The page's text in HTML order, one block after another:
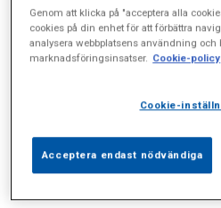
Sidor (0) Press (0)
Genom att klicka på "acceptera alla
cookies på din enhet för att förbättra
analysera webbplatsens användning och
marknadsföringsinsatser. Cookie-policy
Cookie-
Acceptera endast nödvändiga